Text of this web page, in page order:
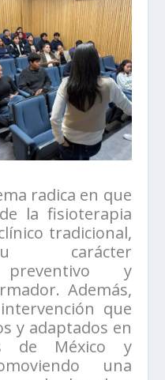
radica en que
la fisioterapia
tradicional,
carácter
preventivo y
Además,
que
y adaptados en
de México y
una